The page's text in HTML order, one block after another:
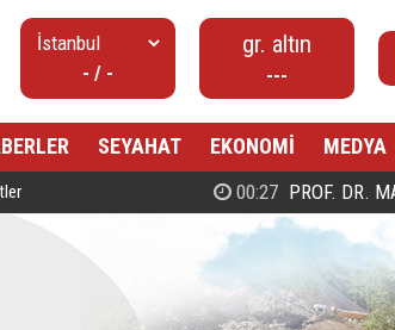
- / -
gr. altın
---
SEYAHAT EKONOMİ MEDYA
00:27 PROF. DR. MAHMUD